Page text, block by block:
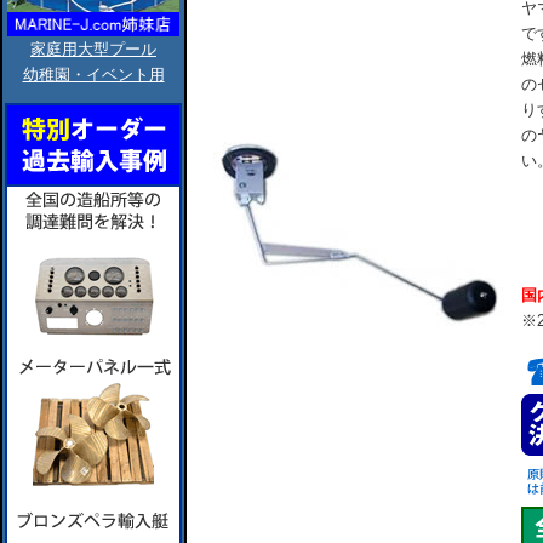
家庭用大型プール
幼稚園・イベント用
ヤ
で
燃
の
り
の
い
国